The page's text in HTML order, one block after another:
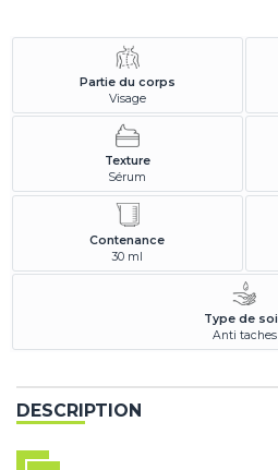
Partie du corps
Visage
Texture
Sérum
Contenance
30 ml
Type de
Anti taches
DESCRIPTION